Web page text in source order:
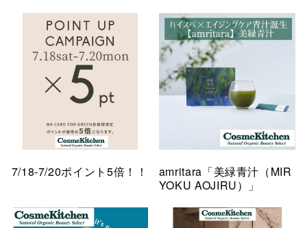
7/18-7/20ポイント5倍！！
amritara「美緑青汁（MIR
YOKU AOJIRU）」